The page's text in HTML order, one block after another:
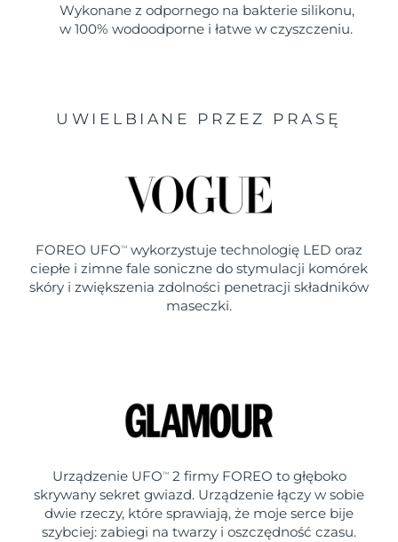
Wykonane z odpornego na bakterie silikonu,
w 100% wodoodporne i łatwe w czyszczeniu.
UWIELBIANE PRZEZ PRASĘ
FOREO UFO TM
wykorzystuje technologię LED oraz
ciepłe i zimne fale soniczne do stymulacji komórek
skóry i zwiększenia zdolności penetracji składników
maseczki.
Urządzenie UFO TM2 firmy FOREO to głęboko
skrywany sekret gwiazd. Urządzenie łączy w sobie
dwie rzeczy, które sprawiają, że moje serce bije
szybciej: zabiegi na twarzy i oszczędność czasu.